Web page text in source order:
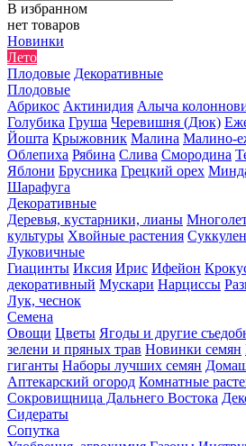
В избранном
нет товаров
Новинки
Лето
Плодовые Декоративные
Плодовые
Абрикос Актинидия Алыча
Голубика Груша Черевишня (Дюк)
Йошта Крыжовник Малина Малино-
Облепиха Рябина Слива Смородина
Яблони Брусника Грецкий орех
Шарафуга
Декоративные
Деревья, кустарники, лианы
культуры Хвойные растения
Луковичные
Гиацинты Иксия Ирис Ифейон
декоративный Мускари Нарциссы
Лук, чеснок
Семена
Овощи Цветы Ягоды и другие
зелени и пряных трав Новинки семян
гиганты Наборы лучших семян
Аптекарский огород Комнатные
Сокровищница Дальнего Востока
Сидераты
Сопутка